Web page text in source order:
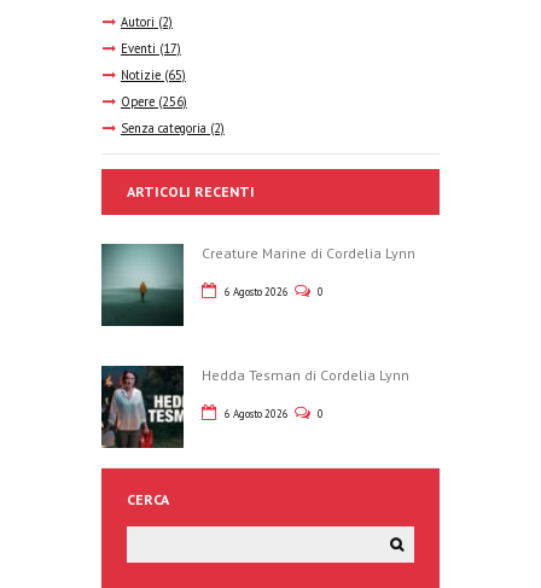
Autori (2)
Eventi (17)
Notizie(65)
Opere(256)
Senza categoria (2)
ARTICOLI RECENTI
Creature Marine di Cordelia Lynn
6 Agosto 2026 0
Hedda Tesman di Cordelia Lynn
6 Agosto 2026 0
CERCA